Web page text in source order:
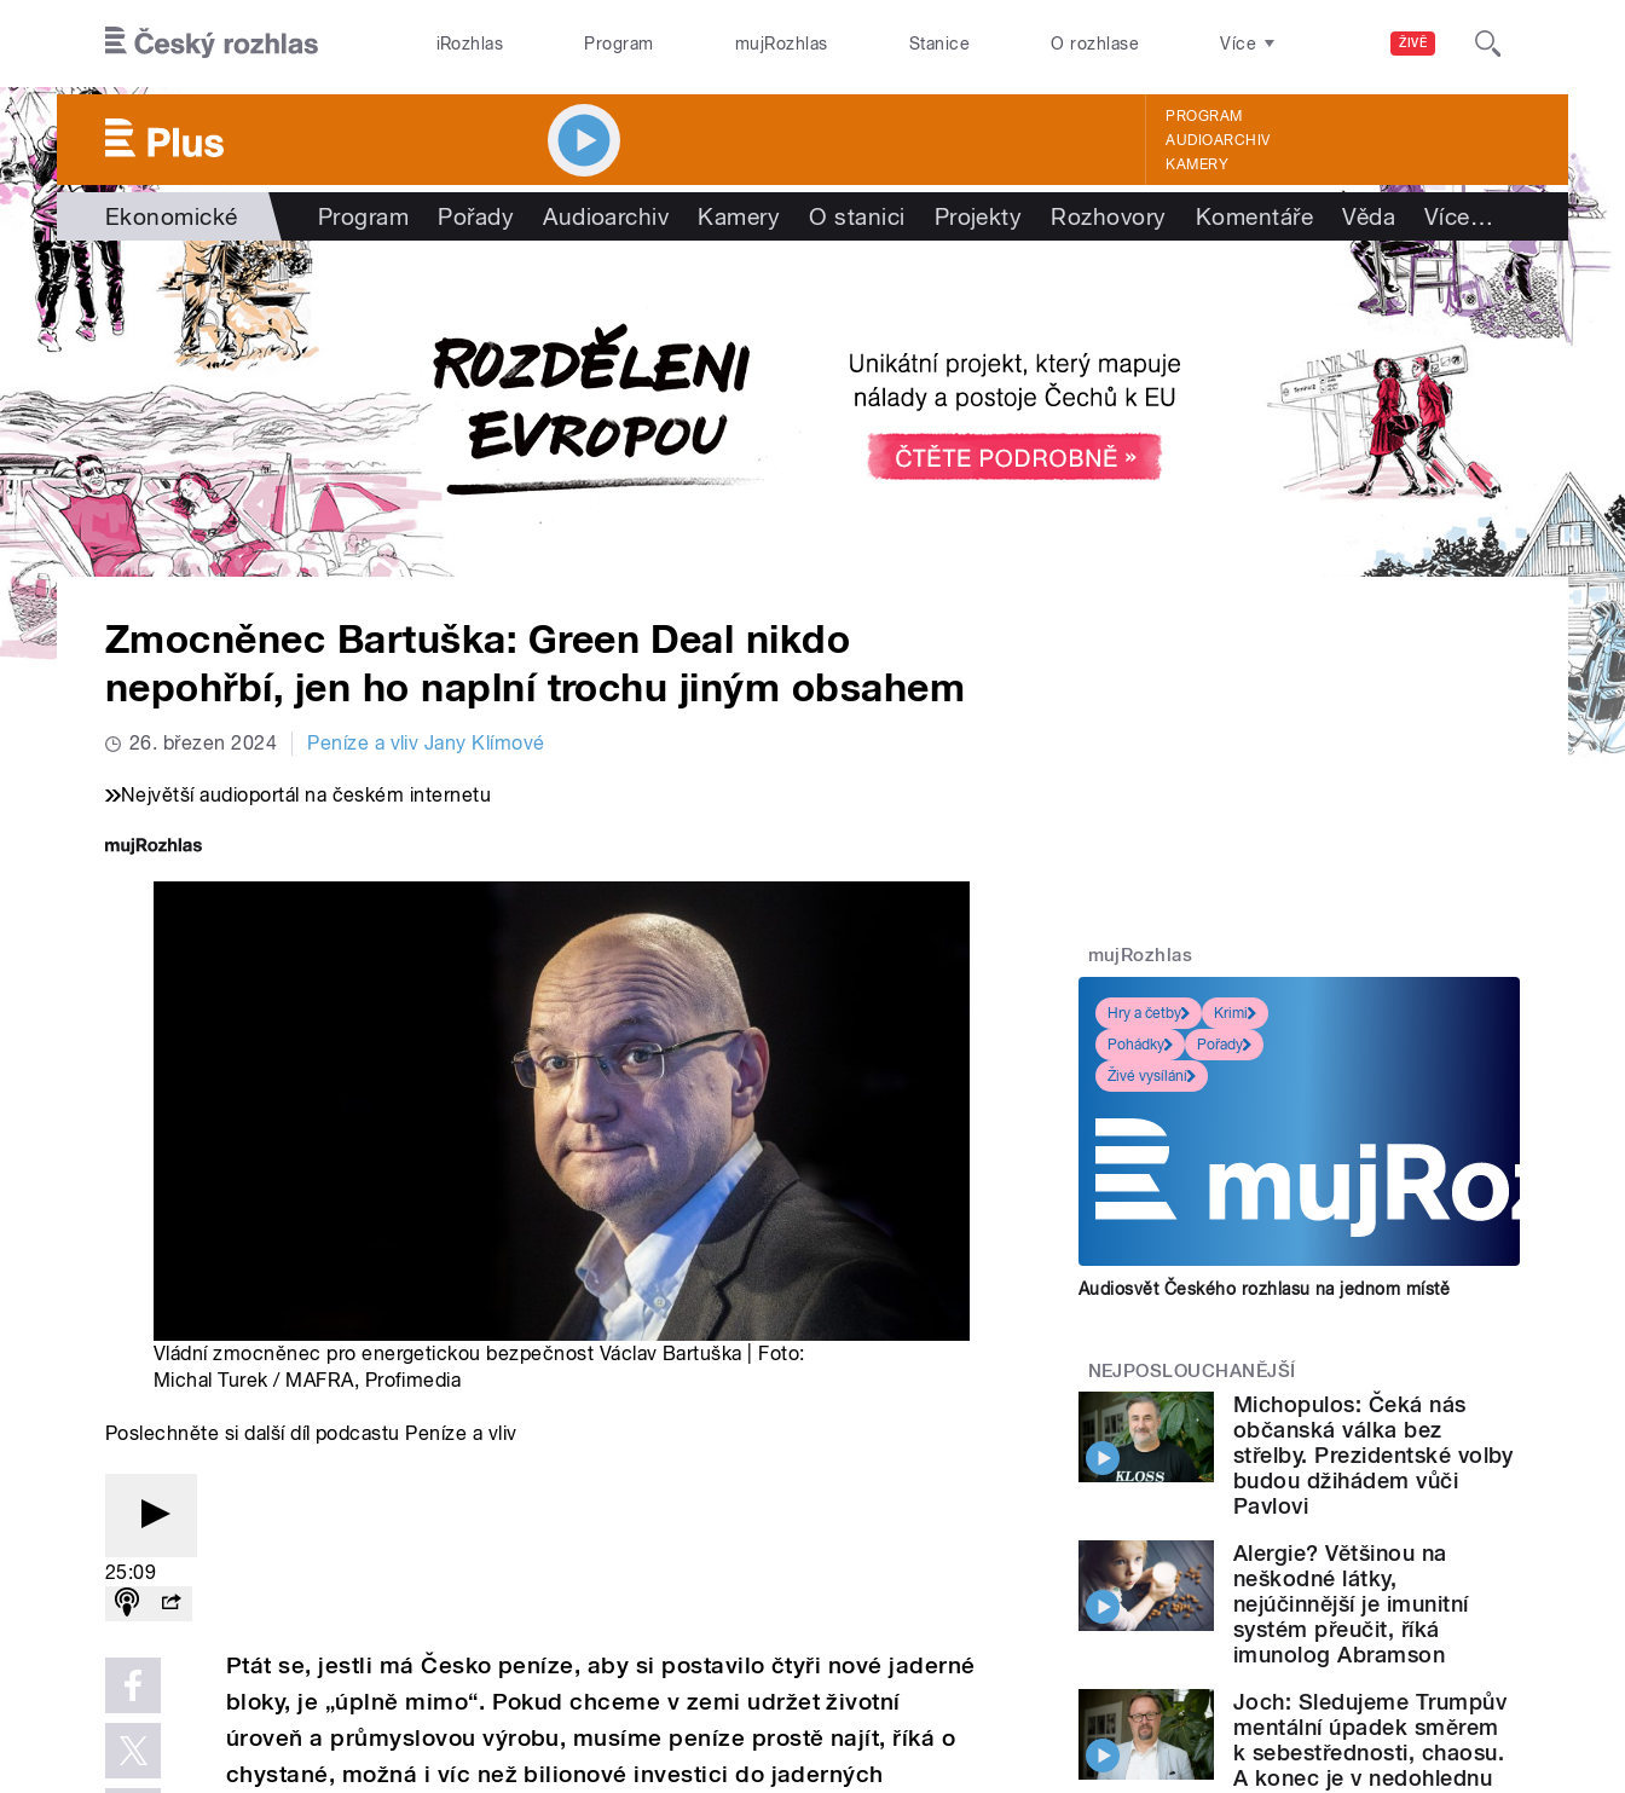
ŽIVĚ
iRozhlas Program mujRozhlas Stanice O rozhlase Více
PROGRAM
AUDIOARCHIV
KAMERY
Ekonomické Program Pořady Audioarchiv Kamery O stanici Projekty Rozhovory Komentáře Věda Více…
Zmocněnec Bartuška: Green Deal nikdo
nepohřbí, jen ho naplní trochu jiným obsahem
26. březen 2024 Peníze a vliv Jany Klímové
Největší audioportál na českém internetu
Vládní zmocněnec pro energetickou bezpečnost Václav Bartuška | Foto:
Michal Turek / MAFRA, Profimedia
Poslechněte si další díl podcastu Peníze a vliv
25:09
Ptát se, jestli má Česko peníze, aby si postavilo čtyři nové jaderné
bloky, je „úplně mimo“. Pokud chceme v zemi udržet životní
úroveň a průmyslovou výrobu, musíme peníze prostě najít, říká o
chystané, možná i víc než bilionové investici do jaderných
mujRozhlas
Hry a četby
Krimi
Pohádky
Pořady
Živé vysílání
Audiosvět Českého rozhlasu na jednom místě
NEJPOSLOUCHANĚJŠÍ
Michopulos: Čeká nás
občanská válka bez
střelby. Prezidentské volby
budou džihádem vůči
Pavlovi
Alergie? Většinou na
neškodné látky,
nejúčinnější je imunitní
systém přeučit, říká
imunolog Abramson
Joch: Sledujeme Trumpův
mentální úpadek směrem
k sebestřednosti, chaosu.
A konec je v nedohlednu